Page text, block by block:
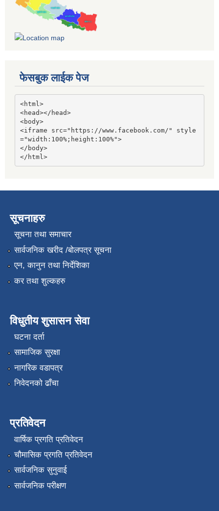
फेसबुक लाईक पेज
<html>
<head></head>
<body>
<iframe src="https://www.facebook.com/" style
="width:100%;height:100%">
</body>
</html>
सूचनाहरु
सूचना तथा समाचार
सार्वजनिक खरीद /बोलपत्र सूचना
एन, कानुन तथा निर्देशिका
कर तथा शुल्कहरु
विधुतीय शुसासन सेवा
घटना दर्ता
सामाजिक सुरक्षा
नागरिक वडापत्र
निवेदनको ढाँचा
प्रतिवेदन
वार्षिक प्रगति प्रतिवेदन
चौमासिक प्रगति प्रतिवेदन
सार्वजनिक सुनुवाई
सार्वजनिक परीक्षण